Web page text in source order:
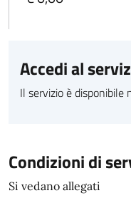
Accedi al
Il servizio è disponibile
Condizioni di
Si vedano allegati